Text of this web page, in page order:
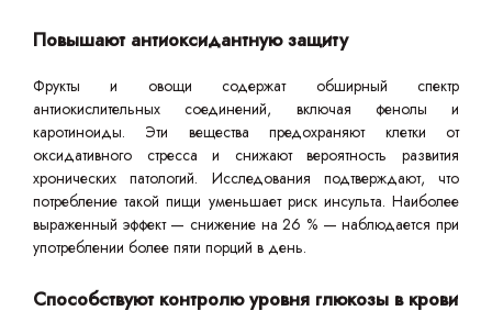
Повышают антиоксидантную защиту
Фрукты и овощи содержат обширный спектр
антиокислительных соединений, включая фенолы и
каротиноиды. Эти вещества предохраняют клетки от
оксидативного стресса и снижают вероятность развития
хронических патологий. Исследования подтверждают, что
потребление такой пищи уменьшает риск инсульта. Наиболее
выраженный эффект — снижение на 26 % — наблюдается при
употреблении более пяти порций в день.
Способствуют контролю уровня глюкозы в крови